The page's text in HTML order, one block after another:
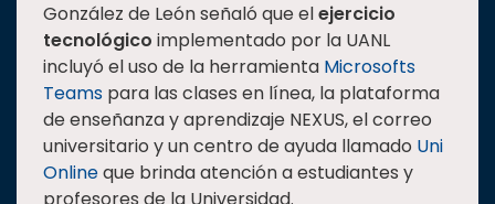
González de León señaló que elejercicio
tecnológico implementado por la UANL
incluyó el uso de la herramienta Microsofts
Teams para las clases en línea, la plataforma
de enseñanza y aprendizaje NEXUS, el correo
universitario y un centro de ayuda llamado Uni
Onlineque brinda atención a estudiantes y